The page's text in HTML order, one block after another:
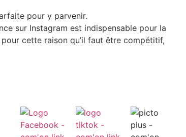
pour y parvenir.
sur Instagram est indispensable pour la
pour cette raison qu’il faut être compétitif,